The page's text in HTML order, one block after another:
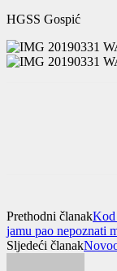
HGSS Gospić
Prethodni članakKod
jamu pao nepoznati
Sljedeći članak